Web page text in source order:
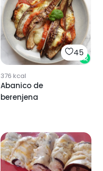
45
376 kcal
Abanico de
berenjena